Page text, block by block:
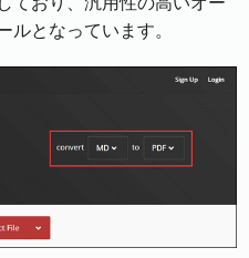
ルとなっています。